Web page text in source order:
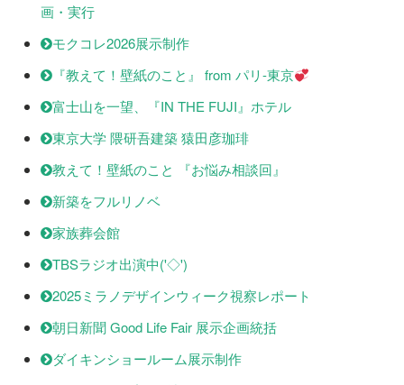
画・実行
モクコレ2026展示制作
『教えて！壁紙のこと』 from パリ-東京
富士山を一望、『IN THE FUJI』ホテル
東京大学 隈研吾建築 猿田彦珈琲
教えて！壁紙のこと 『お悩み相談回』
新築をフルリノベ
家族葬会館
TBSラジオ出演中('◇')ゞ
2025ミラノデザインウィーク視察レポート
朝日新聞 Good Life Fair 展示企画統括
ダイキンショールーム展示制作